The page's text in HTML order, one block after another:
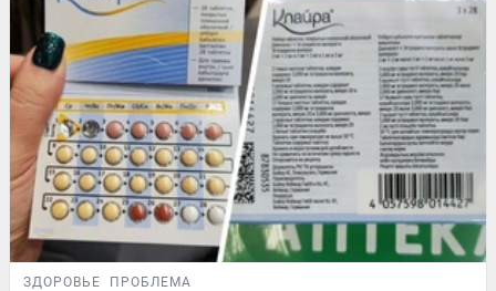
ЗДОРОВЬЕ ПРОБЛЕМА